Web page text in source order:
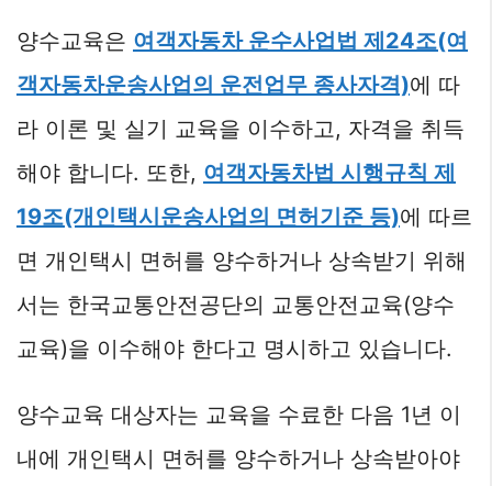
양수교육은 여객자동차 운수사업법 제24조(여
객자동차운송사업의 운전업무 종사자격)에 따
라 이론 및 실기 교육을 이수하고, 자격을 취득
해야 합니다. 또한, 여객자동차법 시행규칙 제
19조(개인택시운송사업의 면허기준 등)에 따르
면 개인택시 면허를 양수하거나 상속받기 위해
서는 한국교통안전공단의 교통안전교육(양수
교육)을 이수해야 한다고 명시하고 있습니다.
양수교육 대상자는 교육을 수료한 다음 1년 이
내에 개인택시 면허를 양수하거나 상속받아야